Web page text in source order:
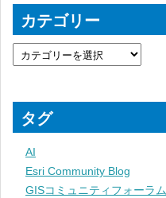
カテゴリー
タグ
AI
Esri Community Blog
GISコミュニティフォーラム